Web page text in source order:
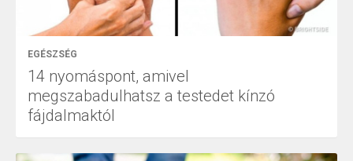
EGÉSZSÉG
14 nyomáspont, amivel
megszabadulhatsz a testedet kínzó
fájdalmaktól